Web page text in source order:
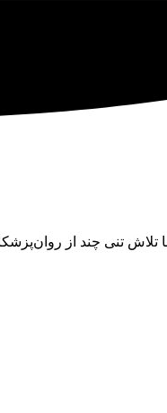
علمی روان‌پزشکان ایران در